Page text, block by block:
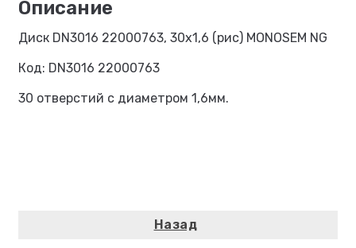
Диск DN3016 22000763, 30х1,6 (рис) MONOSEM NG
Код: DN3016 22000763
30 отверстий с диаметром 1,6мм.